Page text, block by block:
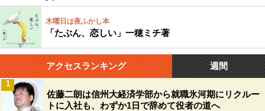
木曜日は夜ふかし本
「たぶん、恋しい」一穂ミチ著
アクセスランキング 週間
佐藤二朗は信州大経済学部から就職氷河期にリクルー
トに入社も、わずか1日で辞めて役者の道へ
1